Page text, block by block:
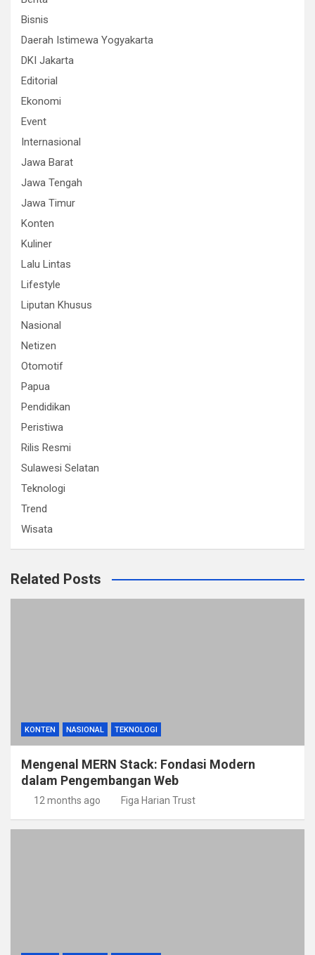
Bisnis
Daerah Istimewa Yogyakarta
DKI Jakarta
Editorial
Ekonomi
Event
Internasional
Jawa Barat
Jawa Tengah
Jawa Timur
Konten
Kuliner
Lalu Lintas
Lifestyle
Liputan Khusus
Nasional
Netizen
Otomotif
Papua
Pendidikan
Peristiwa
Rilis Resmi
Sulawesi Selatan
Teknologi
Trend
Wisata
Related Posts
KONTEN NASIONAL TEKNOLOGI
Mengenal MERN Stack: Fondasi Modern
dalam Pengembangan Web
12 months ago Figa Harian Trust